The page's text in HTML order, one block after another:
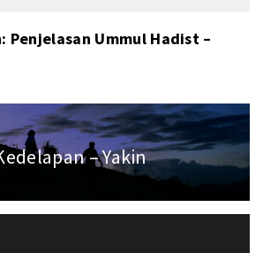
Penjelasan Ummul Hadist –
– Yakin